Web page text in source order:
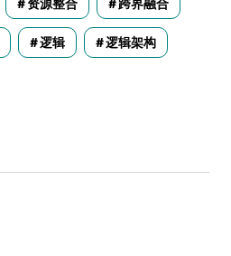
资源整合 跨界融合
逻辑 逻辑架构